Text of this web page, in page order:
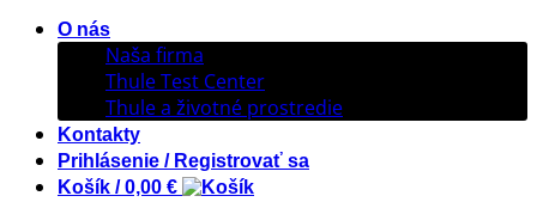
O nás
Naša firma
Thule Test Center
Thule a životné prostredie
Kontakty
Prihlásenie / Registrovať sa
Košík /0,00 €